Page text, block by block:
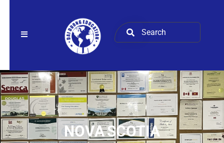
NOVA SCOTIA